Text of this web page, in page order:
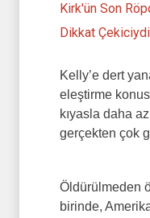
Kirk'ün Son
Dikkat Çekiciydi
Kelly’e dert
eleştirme
kıyasla daha
gerçekten çok
Öldürülmeden
birinde,